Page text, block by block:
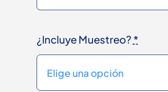
¿Incluye Muestreo? *